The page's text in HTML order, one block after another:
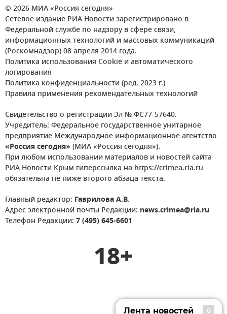
© 2026 МИА «Россия сегодня»
Сетевое издание РИА Новости зарегистрировано в
Федеральной службе по надзору в сфере связи,
информационных технологий и массовых коммуникаций
(Роскомнадзор) 08 апреля 2014 года.
Политика использования Cookie и автоматического
логирования
Политика конфиденциальности (ред. 2023 г.)
Правила применения рекомендательных технологий
Свидетельство о регистрации Эл № ФС77-57640.
Учредитель: Федеральное государственное унитарное
предприятие Международное информационное агентство
«Россия сегодня» (МИА «Россия сегодня»).
При любом использовании материалов и новостей сайта
РИА Новости Крым гиперссылка на https://crimea.ria.ru
обязательна не ниже второго абзаца текста.
Главный редактор: Гаврилова А.В.
Адрес электронной почты Редакции: news.crimea@ria.ru
Телефон Редакции: 7 (495) 645-6601
18+
Лента новостей 0